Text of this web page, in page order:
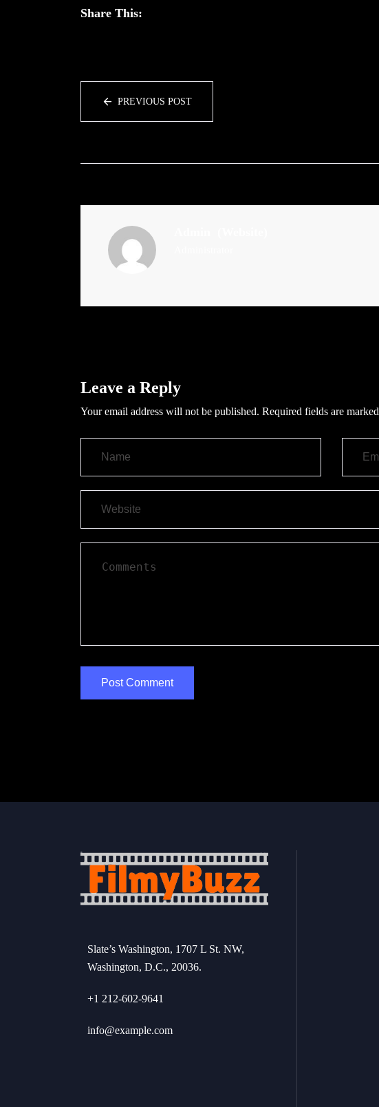
Share This:
PREVIOUS POST
Leave a Reply
Your email address will not be published. Required fields are marked
Slate’s Washington, 1707 L St. NW,
Washington, D.C., 20036.
+1 212-602-9641
info@example.com